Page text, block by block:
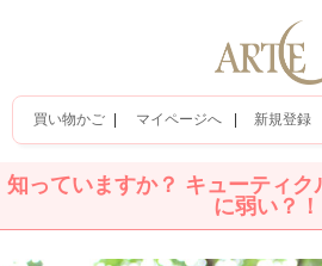
買い物かご マイページへ 新規登録
知っていますか？ キューティ
に弱い？！